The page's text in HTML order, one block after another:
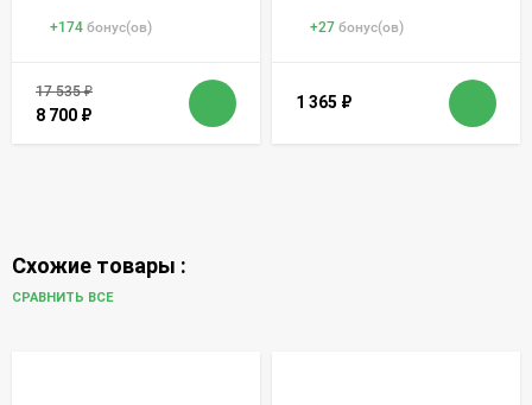
+174 бонус(ов)
17 535₽
8 700 ₽
+27 бонус(ов)
1 365 ₽
Схожие товары :
СРАВНИТЬ ВСЕ